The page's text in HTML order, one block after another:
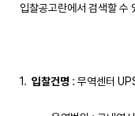
입찰공고란에서 검색할 수
입찰건명 : 무역센터